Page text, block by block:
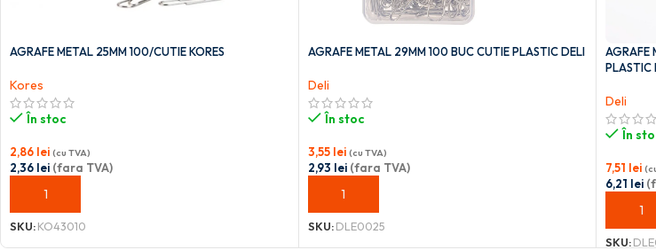
AGRAFE METAL 25MM 100/CUTIE KORES
Kores
În stoc
2,86 lei (cu TVA)
2,36 lei (fara TVA)
ADAUGĂ ÎN COȘ
SKU:KO43010
AGRAFE METAL 29MM 100 BUC CUTIE PLASTIC DELI
Deli
În stoc
3,55 lei (cu TVA)
2,93 lei(fara TVA)
ADAUGĂ ÎN COȘ
SKU:DLE0025
AGRAFE
PLASTIC
Deli
În
7,51 lei
6,21 lei
SKU: